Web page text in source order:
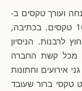
ועורך טקסים ב-
CEREMONYOU, עם ניסיון של כ-100 טקסים. בכתיבה,
לרבנות. הניסיון
מכל קשת החברה
אירועים וחתונות
טקסי ברור שעובד